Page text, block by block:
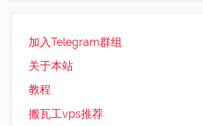
加入Telegram群组
关于本站
教程
搬瓦工vps推荐